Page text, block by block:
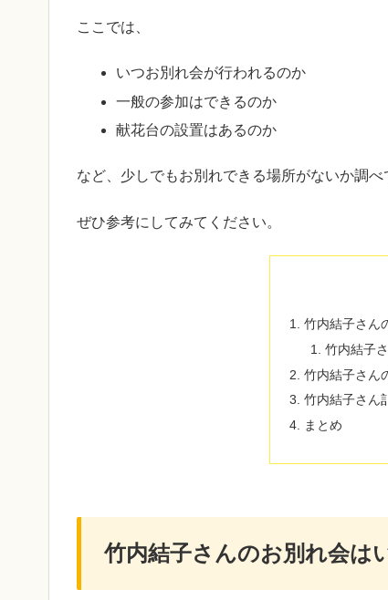
ここでは、
いつお別れ会が行われるのか
一般の参加はできるのか
献花台の設置はあるのか
など、少しでもお別れできる場所がないか調べ
ぜひ参考にしてみてください。
竹内結子さん
竹内結子
竹内結子さん
竹内結子さん
まとめ
竹内結子さんのお別れ会は